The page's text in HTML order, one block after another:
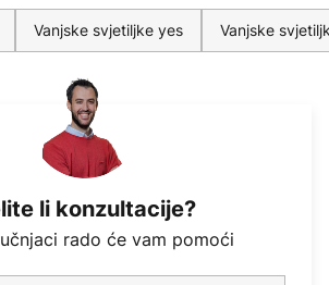
Vanjske svjetiljke yes Vanjske
li konzultacije?
rado će vam pomoći